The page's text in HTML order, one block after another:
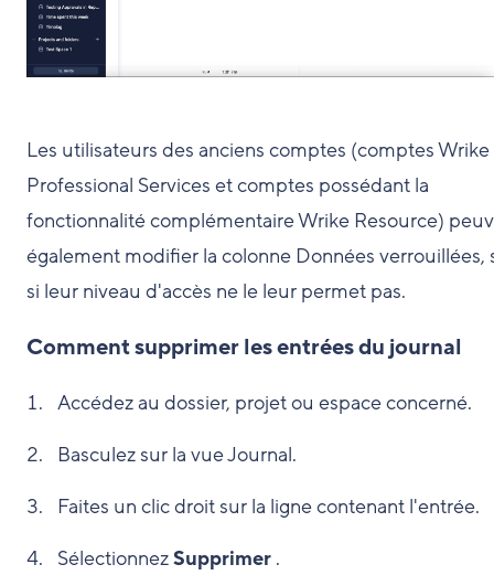
Les utilisateurs des anciens comptes (comptes
Professional Services et comptes possédant la
fonctionnalité complémentaire Wrike Resource)
également modifier la colonne Données verrouillées,
si leur niveau d'accès ne le leur permet pas.
Comment supprimer les entrées du journal
Accédez au dossier, projet ou espace concerné.
Basculez sur la vue Journal.
Faites un clic droit sur la ligne contenant l'entrée.
SélectionnezSupprimer .